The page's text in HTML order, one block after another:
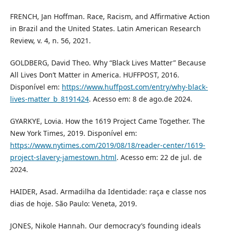
FRENCH, Jan Hoffman. Race, Racism, and Affirmative Action
in Brazil and the United States. Latin American Research
Review, v. 4, n. 56, 2021.
GOLDBERG, David Theo. Why “Black Lives Matter” Because
All Lives Don’t Matter in America. HUFFPOST, 2016.
Disponível em: https://www.huffpost.com/entry/why-black-
lives-matter_b_8191424. Acesso em: 8 de ago.de 2024.
GYARKYE, Lovia. How the 1619 Project Came Together. The
New York Times, 2019. Disponível em:
https://www.nytimes.com/2019/08/18/reader-center/1619-
project-slavery-jamestown.html. Acesso em: 22 de jul. de
2024.
HAIDER, Asad. Armadilha da Identidade: raça e classe nos
dias de hoje. São Paulo: Veneta, 2019.
JONES, Nikole Hannah. Our democracy’s founding ideals